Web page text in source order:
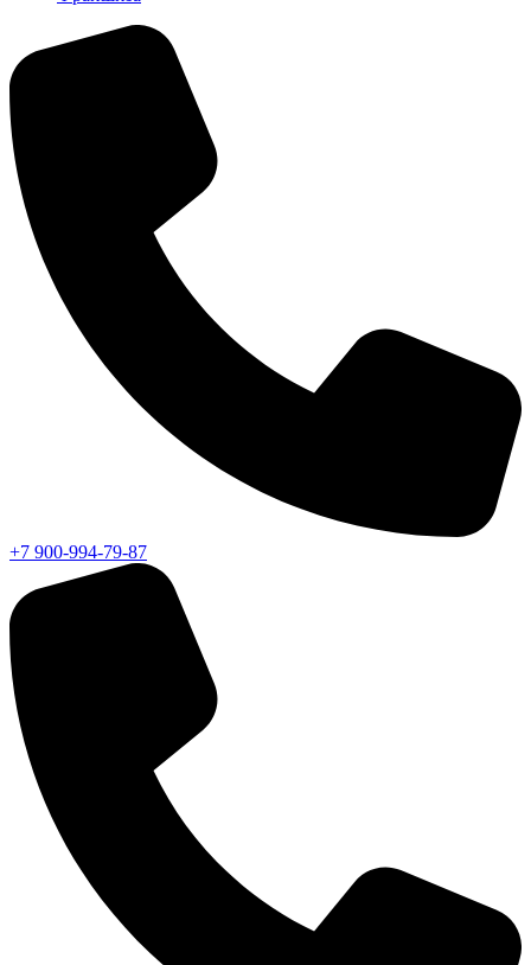
+7 900-994-79-87